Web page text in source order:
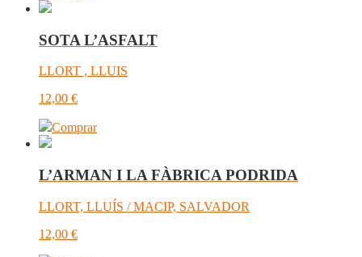
SOTA L’ASFALT
LLORT , LLUIS
12,00 €
Comprar
L’ARMAN I LA FÀBRICA PODRIDA
LLORT, LLUÍS / MACIP, SALVADOR
12,00 €